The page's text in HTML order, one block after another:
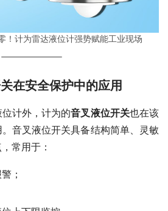
！计为雷达液位计强势赋能工业现场
在安全保护中的应用
计外，计为的音叉液位开关也在该
音叉液位开关具备结构简单、灵敏
常用于：
；